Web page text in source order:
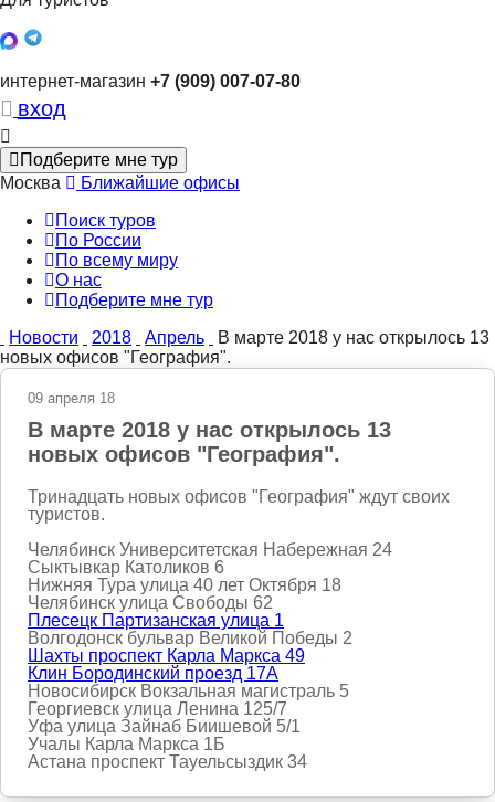
интернет-магазин +7 (909) 007-07-80
вход
Подберите мне тур
Москва
Ближайшие офисы
Поиск туров
По России
По всему миру
О нас
Подберите мне тур
Новости
2018 Апрель
В марте 2018 у нас открылось 13
новых офисов "География".
09 апреля 18
В марте 2018 у нас открылось 13
новых офисов "География".
Тринадцать новых офисов "География" ждут своих
туристов.
Челябинск Университетская Набережная 24
Сыктывкар Католиков 6
Нижняя Тура улица 40 лет Октября 18
Челябинск улица Свободы 62
Плесецк Партизанская улица 1
Волгодонск бульвар Великой Победы 2
Шахты проспект Карла Маркса 49
Клин Бородинский проезд 17А
Новосибирск Вокзальная магистраль 5
Георгиевск улица Ленина 125/7
Уфа улица Зайнаб Биишевой 5/1
Учалы Карла Маркса 1Б
Астана проспект Тауельсыздик 34